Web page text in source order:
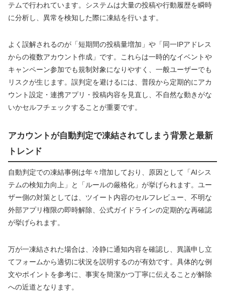
テムで行われています。システムは大量の投稿や行動履歴を瞬時
に分析し、異常を検知した際に凍結を行います。
よく誤解されるのが「短期間の投稿量増加」や「同一IPアドレス
からの複数アカウント作成」です。これらは一時的なイベントや
キャンペーン参加でも規制対象になりやすく、一般ユーザーでも
リスクが生じます。誤判定を避けるには、普段から定期的にアカ
ウント設定・連携アプリ・投稿内容を見直し、不自然な動きがな
いかセルフチェックすることが重要です。
アカウントが自動判定で凍結されてしまう背景と最新
トレンド
自動判定での凍結事例は年々増加しており、原因として「AIシス
テムの検知力向上」と「ルールの厳格化」が挙げられます。ユー
ザー側の対策としては、ツイート内容のセルフレビュー、不明な
外部アプリ権限の即時解除、公式ガイドラインの定期的な再確認
が挙げられます。
万が一凍結された場合は、冷静に通知内容を確認し、異議申し立
てフォームから適切に状況を説明するのが有効です。具体的な例
文やポイントを参考に、事実を簡潔かつ丁寧に伝えることが解除
への近道となります。